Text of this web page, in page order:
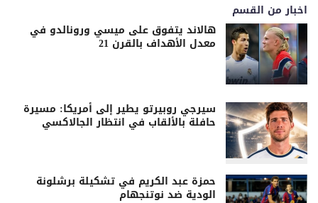
اخبار من القسم
هالاند يتفوق على ميسي ورونالدو في
معدل الأهداف بالقرن 21
سيرجي روبيرتو يطير إلى أمريكا: مسيرة
حافلة بالألقاب في انتظار الجالاكسي
حمزة عبد الكريم في تشكيلة برشلونة
الودية ضد نوتنجهام